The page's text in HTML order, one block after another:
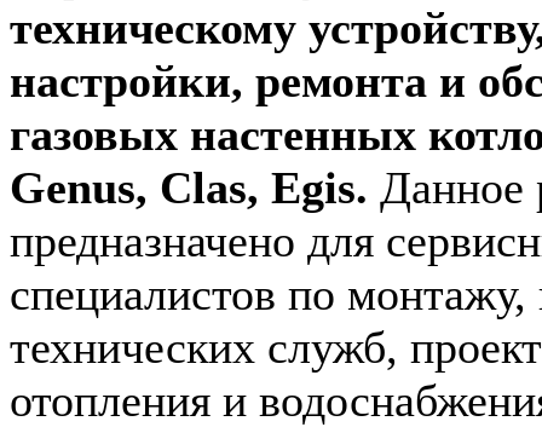
техническому
настройки, ремонта и
газовых настенных
Genus, Clas, Egis. Данное
предназначено для
специалистов по
технических служб,
отопления и